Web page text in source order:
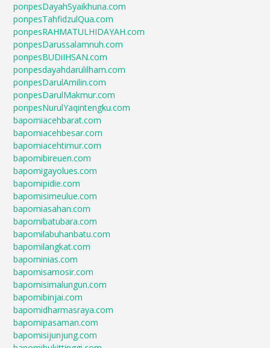
ponpesDayahSyaikhuna.com
ponpesTahfidzulQua.com
ponpesRAHMATULHIDAYAH.com
ponpesDarussalamnuh.com
ponpesBUDiIHSAN.com
ponpesdayahdarulilham.com
ponpesDarulAmilin.com
ponpesDarulMakmur.com
ponpesNurulYaqintengku.com
bapomiacehbarat.com
bapomiacehbesar.com
bapomiacehtimur.com
bapomibireuen.com
bapomigayolues.com
bapomipidie.com
bapomisimeulue.com
bapomiasahan.com
bapomibatubara.com
bapomilabuhanbatu.com
bapomilangkat.com
bapominias.com
bapomisamosir.com
bapomisimalungun.com
bapomibinjai.com
bapomidharmasraya.com
bapomipasaman.com
bapomisijunjung.com